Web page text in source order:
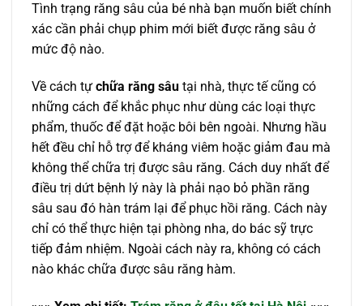
Tình trạng răng sâu của bé nhà bạn muốn biết chính
xác cần phải chụp phim mới biết được răng sâu ở
mức độ nào.
Về cách tự chữa răng sâu tại nhà, thực tế cũng có
những cách để khắc phục như dùng các loại thực
phẩm, thuốc để đặt hoặc bôi bên ngoài. Nhưng hầu
hết đều chỉ hỗ trợ để kháng viêm hoặc giảm đau mà
không thể chữa trị được sâu răng. Cách duy nhất để
điều trị dứt bệnh lý này là phải nạo bỏ phần răng
sâu sau đó hàn trám lại để phục hồi răng. Cách này
chỉ có thể thực hiện tại phòng nha, do bác sỹ trực
tiếp đảm nhiệm. Ngoài cách này ra, không có cách
nào khác chữa được sâu răng hàm.